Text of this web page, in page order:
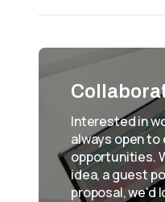
Interested in
always open
opportunities.
idea, a guest
proposal, we'd